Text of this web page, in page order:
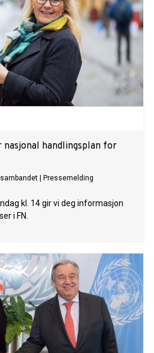
februar og mars. – Selv om
svindelforsøk, klarer vi ikke å
advare norske
til å være forsiktige, årvåkne og
sier Øivind Kristiansen,
– Trendene dette kvartalet viser
er svært aktuelle
drøye en million flere
siste kvartal i 2022. Vi ser en
handlingsplan for
sambandet Pressemelding
kl. 14 gir vi deg informasjon
i FN.